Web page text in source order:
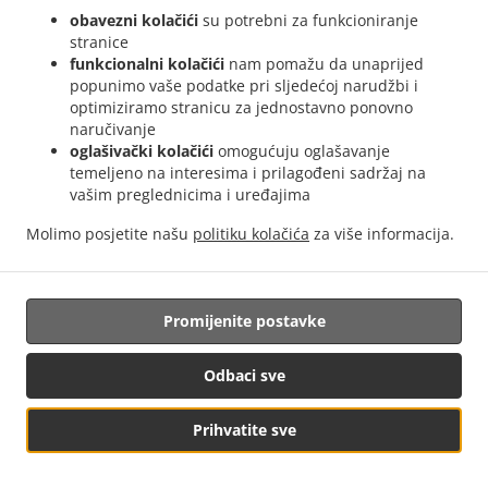
obavezni kolačići su potrebni za funkcioniranje
stranice
funkcionalni kolačići nam pomažu da unaprijed
popunimo vaše podatke pri sljedećoj narudžbi i
optimiziramo stranicu za jednostavno ponovno
naručivanje
oglašivački kolačići omogućuju oglašavanje
temeljeno na interesima i prilagođeni sadržaj na
vašim preglednicima i uređajima
Molimo posjetite našu politiku kolačića za više informacija.
Prihvatite sve
Odbaci sve
Promijenite postavke
dodatak kobasice 2,00 EUR
dodatak mozarella
dodatak gorgonzola
dodatak masline 2,50
2,50 EUR